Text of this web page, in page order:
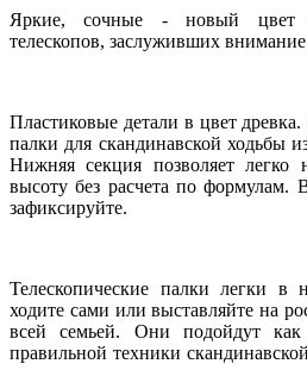
Яркие, сочные - новый цвет
телескопов, заслуживших
Пластиковые детали в цвет
палки для скандинавской ходьбы
Нижняя секция позволяет
высоту без расчета по
зафиксируйте.
Телескопические палки легки в
ходите сами или выставляйте на
всей семьей. Они подойдут
правильной техники